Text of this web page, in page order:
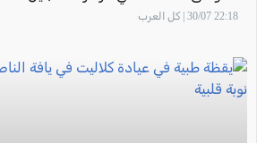
والارشاد
22:18 30/07 | كل العرب